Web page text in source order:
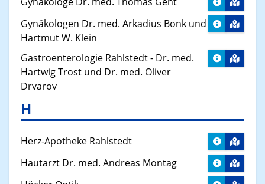
Gynäkologen Dr. med. Arkadius Bonk und
Hartmut W. Klein
Gastroenterologie Rahlstedt - Dr. med.
Hartwig Trost und Dr. med. Oliver
Drvarov
H
Herz-Apotheke Rahlstedt
Hautarzt Dr. med. Andreas Montag